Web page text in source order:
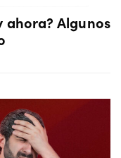
ahora? Algunos